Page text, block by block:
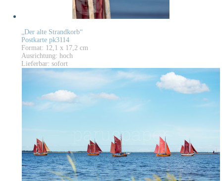
„Der alte Strandkorb“
Postkarte pk3114
Format: 12,1 x 17,2 cm
Ausrichtung: hoch
Lieferbar: sofort